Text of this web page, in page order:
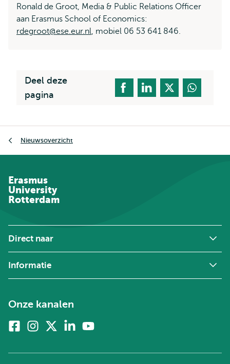
Ronald de Groot, Media & Public Relations Officer
aan Erasmus School of Economics:
rdegroot@ese.eur.nl, mobiel 06 53 641 846.
Deel deze
pagina
Nieuwsoverzicht
Erasmus
University
Rotterdam
Direct naar
Informatie
Onze kanalen
FacebookInstagram
twitter)
Linkedin